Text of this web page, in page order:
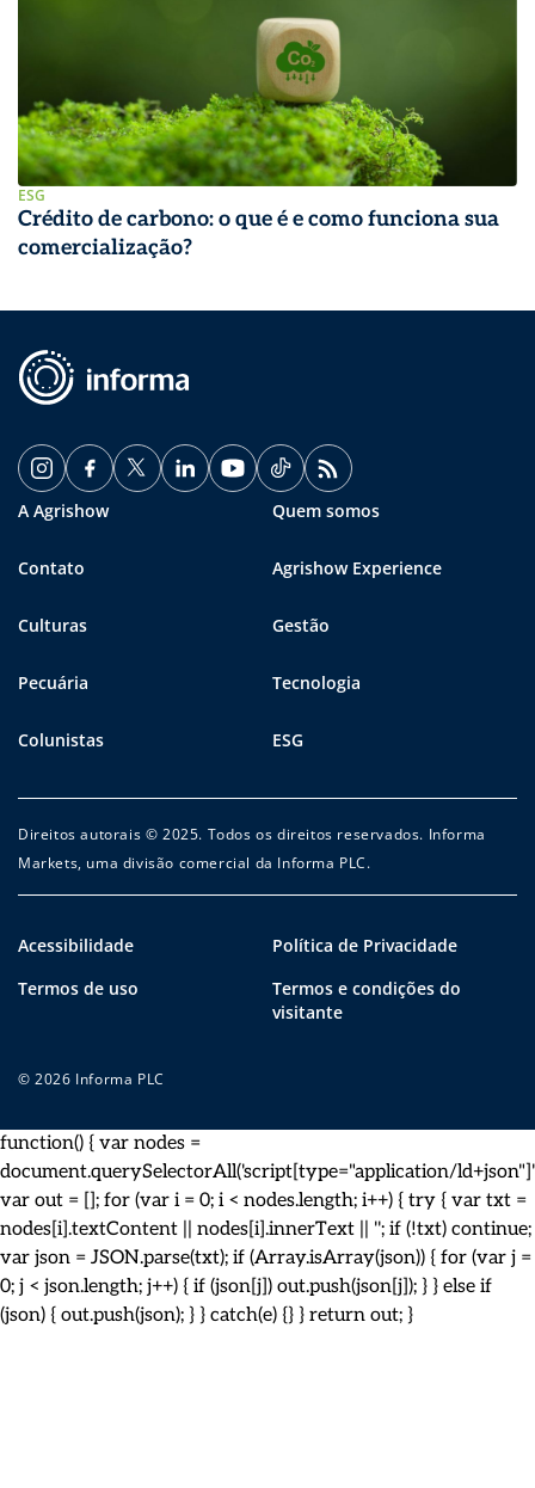
ESG
Crédito de carbono: o que é e como funciona sua
comercialização?
A Agrishow Quem somos
Contato Agrishow Experience
Culturas Gestão
Pecuária Tecnologia
Colunistas ESG
Direitos autorais © 2025. Todos os direitos reservados. Informa
Markets, uma divisão comercial da Informa PLC.
Acessibilidade
Política de Privacidade
Termos de uso
Termos e condições do
visitante
© 2026 Informa PLC
function() { var nodes =
document.querySelectorAll('script[type="application/
var out = []; for (var i = 0; i < nodes.length; i++) { try { var txt =
nodes[i].textContent || nodes[i].innerText || ''; if (!txt) continue;
var json = JSON.parse(txt); if (Array.isArray(json)) { for (var j =
0; j < json.length; j++) { if (json[j]) out.push(json[j]); } } else if
(json) { out.push(json); } } catch(e) {} } return out; }